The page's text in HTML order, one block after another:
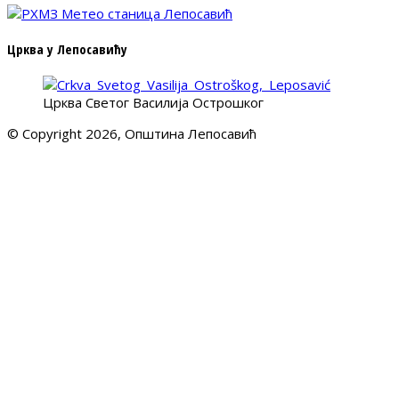
Црква у Лепосавићу
Црква Светог Василија Острошког
© Copyright 2026, Општина Лепосавић